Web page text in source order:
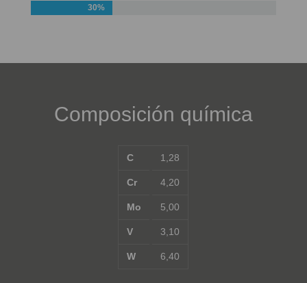
30%
Composición química
C
Cr
Mo
V
W
1,28
4,20
5,00
3,10
6,40